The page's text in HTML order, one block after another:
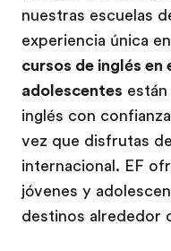
nuestras escuelas
experiencia única
cursos de inglés
adolescentes
inglés con
vez que disfrutas
internacional. EF
jóvenes y
destinos alrededor